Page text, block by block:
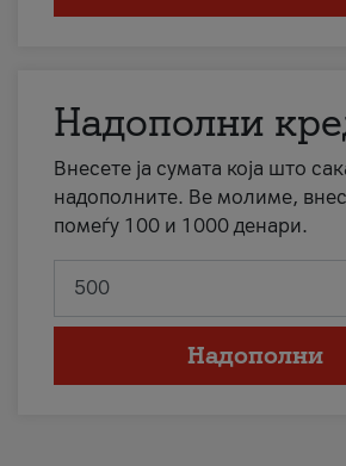
Надополни
Внесете ја сумата која што
надополните. Ве молиме,
помеѓу 100 и 1000 денари.
Надополни